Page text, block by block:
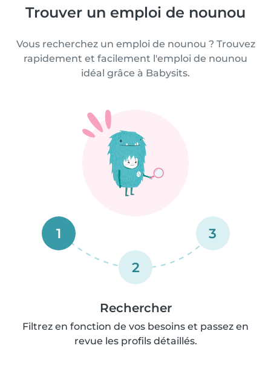
Trouver un emploi de nounou
Vous recherchez un emploi de nounou ? Trouvez
rapidement et facilement l'emploi de nounou
idéal grâce à Babysits.
1
2
3
Rechercher
Filtrez en fonction de vos besoins et passez en
revue les profils détaillés.